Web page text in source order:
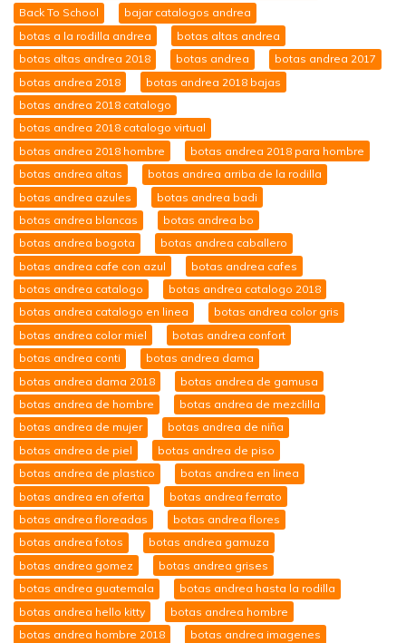
Back To School
bajar catalogos andrea
botas a la rodilla andrea
botas altas andrea
botas altas andrea 2018
botas andrea
botas andrea 2017
botas andrea 2018
botas andrea 2018 bajas
botas andrea 2018 catalogo
botas andrea 2018 catalogo virtual
botas andrea 2018 hombre
botas andrea 2018 para hombre
botas andrea altas
botas andrea arriba de la rodilla
botas andrea azules
botas andrea badi
botas andrea blancas
botas andrea bo
botas andrea bogota
botas andrea caballero
botas andrea cafe con azul
botas andrea cafes
botas andrea catalogo
botas andrea catalogo 2018
botas andrea catalogo en linea
botas andrea color gris
botas andrea color miel
botas andrea confort
botas andrea conti
botas andrea dama
botas andrea dama 2018
botas andrea de gamusa
botas andrea de hombre
botas andrea de mezclilla
botas andrea de mujer
botas andrea de niña
botas andrea de piel
botas andrea de piso
botas andrea de plastico
botas andrea en linea
botas andrea en oferta
botas andrea ferrato
botas andrea floreadas
botas andrea flores
botas andrea fotos
botas andrea gamuza
botas andrea gomez
botas andrea grises
botas andrea guatemala
botas andrea hasta la rodilla
botas andrea hello kitty
botas andrea hombre
botas andrea hombre 2018
botas andrea imagenes